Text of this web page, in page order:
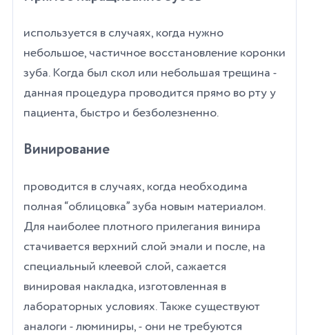
используется в случаях, когда нужно
небольшое, частичное восстановление коронки
зуба. Когда был скол или небольшая трещина -
данная процедура проводится прямо во рту у
пациента, быстро и безболезненно.
Винирование
проводится в случаях, когда необходима
полная “облицовка” зуба новым материалом.
Для наиболее плотного прилегания винира
стачивается верхний слой эмали и после, на
специальный клеевой слой, сажается
винировая накладка, изготовленная в
лабораторных условиях. Также существуют
аналоги - люминиры, - они не требуются